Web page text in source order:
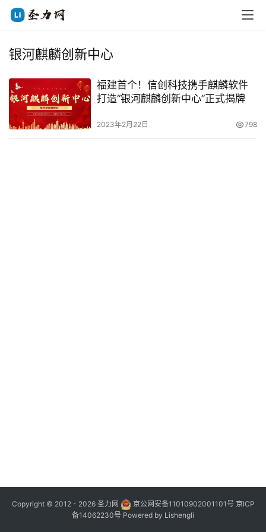
银河麒麟创新中心
福建首个！信创科技携手麒麟软件
打造“银河麒麟创新中心”正式揭牌
2023年2月22日 798
Copyright © 2012 - 2026 圣力网 京公网安备11010902001101号 京ICP
备14062230号 Powered by Lishengli